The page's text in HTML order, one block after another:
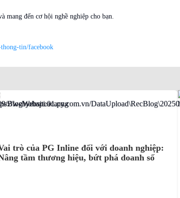
mang đến cơ hội nghề nghiệp cho bạn.
tin/facebook
trò của PG Inline đối với doanh nghiệp:
tầm thương hiệu, bứt phá doanh số